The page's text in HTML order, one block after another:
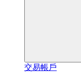
交易帳戶